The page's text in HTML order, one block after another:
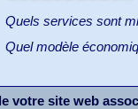
Quels services sont
Quel modèle
votre site web